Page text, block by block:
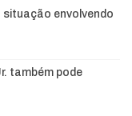
situação envolvendo
também pode